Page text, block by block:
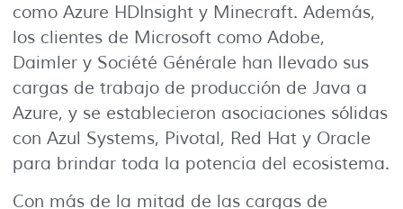
como Azure HDInsight y Minecraft. Además,
los clientes de Microsoft como Adobe,
Daimler y Société Générale han llevado sus
cargas de trabajo de producción de Java a
Azure, y se establecieron asociaciones sólidas
con Azul Systems, Pivotal, Red Hat y Oracle
para brindar toda la potencia del ecosistema.
Con más de la mitad de las cargas de